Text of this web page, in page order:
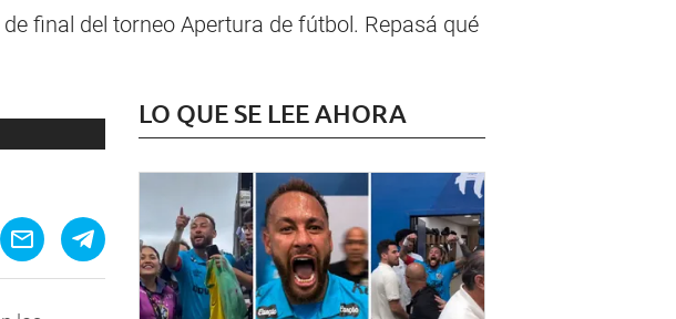
final del torneo Apertura de fútbol. Repasá qué
LO QUE SE LEE AHORA